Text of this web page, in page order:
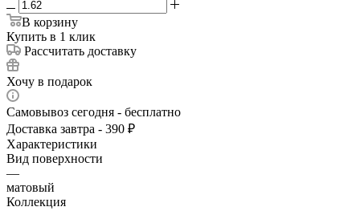
В корзину
Купить в 1 клик
Рассчитать доставку
Хочу в подарок
Самовывоз сегодня - бесплатно
Доставка завтра - 390 ₽
Характеристики
Вид поверхности
—
матовый
Коллекция